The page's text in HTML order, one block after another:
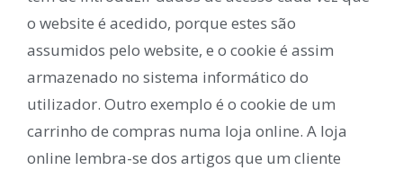
o website é acedido, porque estes são
assumidos pelo website, e o cookie é assim
armazenado no sistema informático do
utilizador. Outro exemplo é o cookie de um
carrinho de compras numa loja online. A loja
online lembra-se dos artigos que um cliente